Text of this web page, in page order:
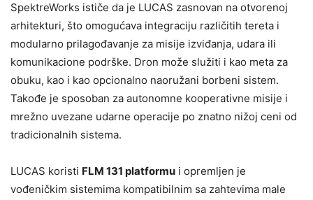
SpektreWorks ističe da je LUCAS zasnovan na otvorenoj
arhitekturi, što omogućava integraciju različitih tereta i
modularno prilagođavanje za misije izviđanja, udara ili
komunikacione podrške. Dron može služiti i kao meta za
obuku, kao i kao opcionalno naoružani borbeni sistem.
Takođe je sposoban za autonomne kooperativne misije i
mrežno uvezane udarne operacije po znatno nižoj ceni od
tradicionalnih sistema.
LUCAS koristi FLM 131 platformu i opremljen je
vođeničkim sistemima kompatibilnim sa zahtevima male